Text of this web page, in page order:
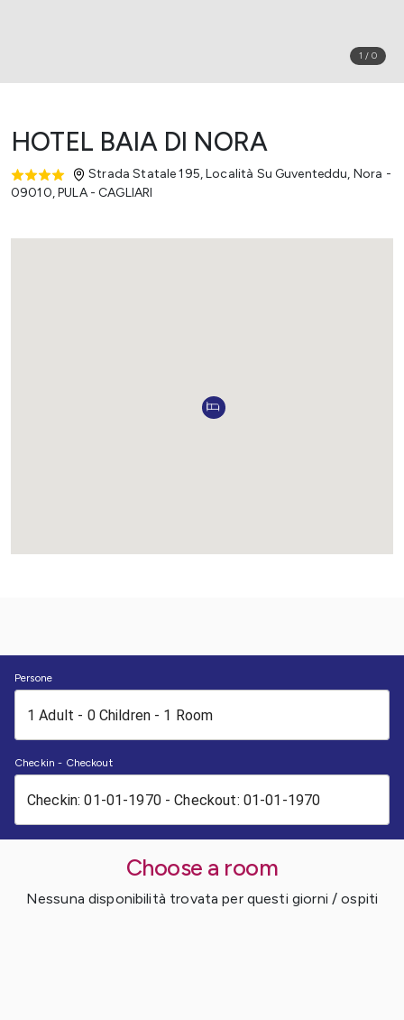
1 / 0
HOTEL BAIA DI NORA
Strada Statale 195, Località Su Guventeddu, Nora -
09010,PULA - CAGLIARI
Persone
Checkin - Checkout
Choose a room
Nessuna disponibilità trovata per questi giorni / ospiti